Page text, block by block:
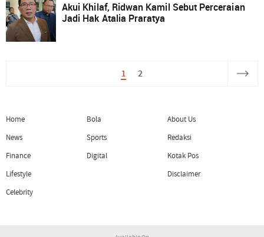
Akui Khilaf, Ridwan Kamil Sebut Perceraian
Jadi Hak Atalia Praratya
1 2
Home
News
Finance
Lifestyle
Celebrity
Bola
Sports
Digital
About Us
Redaksi
Kotak Pos
Disclaimer